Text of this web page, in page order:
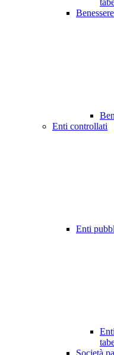
Enti controllati
Enti